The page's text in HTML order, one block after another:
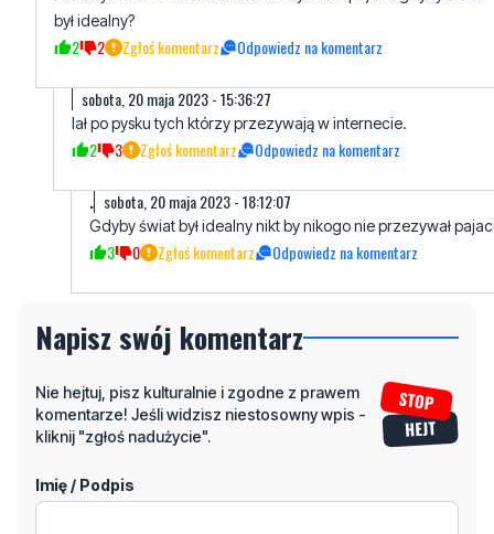
sobota, 20 maja 2023 - 15:36:27
lał po pysku tych którzy przezywają w internecie.
. sobota, 20 maja 2023 - 18:12:07
Gdyby świat był idealny nikt by nikogo nie przezywał
Napisz swój komentarz
komentarze! Jeśli widzisz niestosowny wpis -
kliknij "zgłoś nadużycie".
Imię / Podpis
Odpowiedz